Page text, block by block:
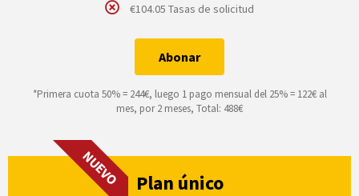
€104.05 Tasas de solicitud
Abonar
*Primera cuota 50% = 244€, luego 1 pago mensual del 25% = 122€ al
mes, por 2 meses, Total: 488€
NUEVO Plan único